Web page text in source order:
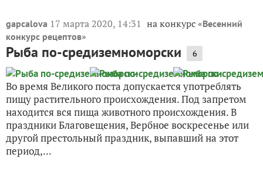
gapcalova 17 марта 2020, 14:31 на конкурс «Весенний
конкурс рецептов»
Рыба по-средиземноморски 6
Во время Великого поста допускается употреблять
пищу растительного происхождения. Под запретом
находится вся пища животного происхождения. В
праздники Благовещения, Вербное воскресенье или
другой престольный праздник, выпавший на этот
период,...